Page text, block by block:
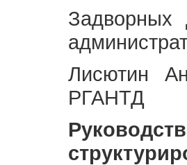
Задворных
Лисютин
РГАНТД